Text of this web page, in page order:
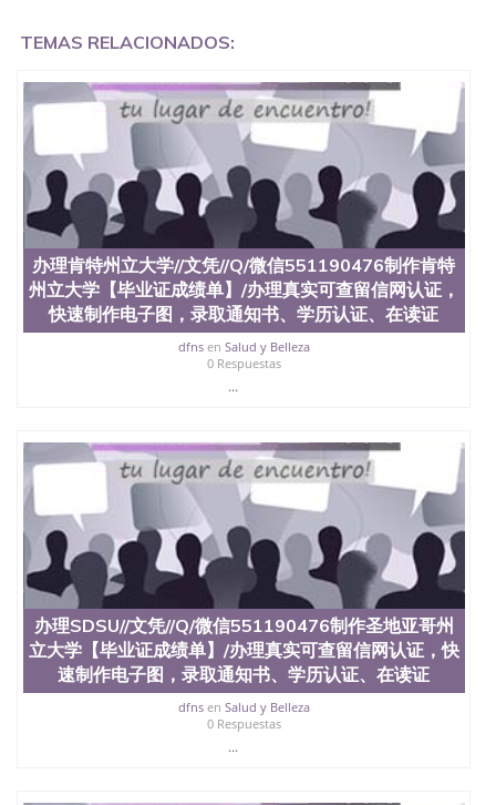
可以制作美国毕业证551190476哪里可以办理澳洲毕
551190476哪里可以办理加拿大毕业证551190476申
请学校办理假的毕业证成绩单可以吗551190476哪里
可以办理水印成绩单551190476哪里可以修改成绩单
GPA分数551190476假毕业证能查出来吗551190476
假文凭网上能查到吗551190476 如何拿到国外毕业证
QQ微信551190476办假大学毕业证QQ微信551190476
国外毕业证去哪认证QQ微信551190476找毕业证封皮
QQ微信551190476国外毕业证外壳定制QQ微信
551190476快速代办国外毕业证QQ微信551190476快
速拿到国外文凭QQ微信551190476国外留学文凭认证
QQ微信551190476国外文凭回国认证QQ微信
551190476泰国文凭办理QQ微信551190476法国留学
回国证明QQ微信551190476 国外烫金照片QQ微信
551190476外国文凭在中国有用吗QQ微信551190476
德国留学回国证明QQ微信551190476爱尔兰留学回国
证明QQ微信551190476国外硕士文凭办理QQ微信
外文凭质量QQ微信551190476国外本科毕业证怎么办
理QQ微信551190476国外大学文凭真制作QQ微信
551190476办国外文凭可找工作QQ微信551190476国
外大学有毕业证QQ微信551190476办理国外毕业证价
格QQ微信551190476国外编号查询QQ微信551190476
办理国外文凭要交定金吗QQ微信551190476办国外可
查文凭QQ微信551190476网上购买真文凭可信吗QQ
微信551190476学士学位证书查询机构QQ微信
551190476 国外资格证书办理QQ微信551190476如何
办理学历认证QQ微信551190476海外文凭认证办理
QQ微信551190476 圣何塞州立大学（San Jose State
University, 又译为“圣荷西州立大学”）成立于1857
年，简称SJSU，是加州历史悠久的大学之一，也是美
西地区的公立大学之一。位于圣何塞市San Jose中
心，占地154公顷。它是一所位于加利福尼亚州的著
名综合性公立大学，它以极高的就业率，全美名列前
TEMAS RELACIONADOS:
办理肯特州立大学//文凭//Q/微信551190476制作肯特
州立大学【毕业证成绩单】/办理真实可查留信网认证，
快速制作电子图，录取通知书、学历认证、在读证
dfnsen Salud y Belleza
0 Respuestas
...
办理SDSU//文凭//Q/微信551190476制作圣地亚哥州
立大学【毕业证成绩单】/办理真实可查留信网认证，快
速制作电子图，录取通知书、学历认证、在读证
dfnsen Salud y Belleza
0 Respuestas
...